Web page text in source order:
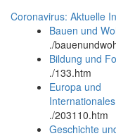
Coronavirus: Aktuelle
Bauen und
./
Bildung und
./133.htm
Europa und
Internationales
./203110.htm
Geschichte